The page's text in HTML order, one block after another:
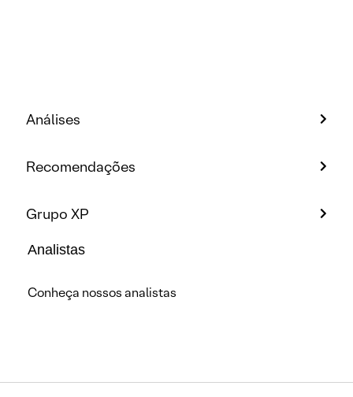
Análises
Recomendações
Grupo XP
Analistas
Conheça nossos analistas